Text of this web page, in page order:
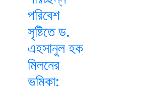
পরিবেশ
সৃষ্টিতে ড.
এহসানুল হক
মিলনের
ভূমিকা: